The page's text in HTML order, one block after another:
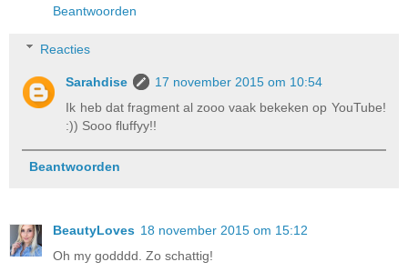
Beantwoorden
Reacties
Sarahdise
17 november 2015 om 10:54
Ik heb dat fragment al zooo vaak bekeken op YouTube!
:)) Sooo fluffyy!!
Beantwoorden
BeautyLoves 18 november 2015 om 15:12
Oh my godddd. Zo schattig!